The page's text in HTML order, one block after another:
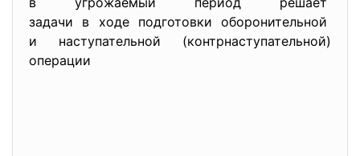
задачи в ходе подготовки оборонительной
и наступательной (контрнаступательной)
операции